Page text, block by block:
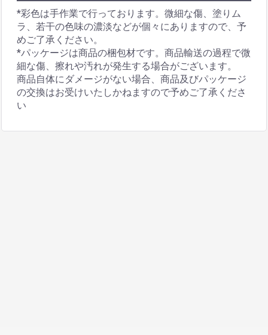
*彩色は手作業で行っております。微細な傷、塗りム
ラ、若干の色味の濃淡などが個々にありますので、予
めご了承ください。
*パッケージは商品の梱包材です。商品輸送の過程で微
細な傷、擦れや汚れが発生する場合がございます。
商品自体にダメージがない場合、商品及びパッケージ
の交換はお受けいたしかねますので予めご了承くださ
い